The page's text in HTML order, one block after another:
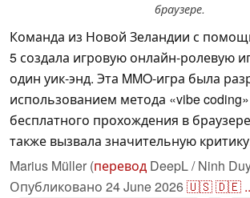
браузере.
Команда из Новой Зеландии с
5 создала игровую онлайн-ролевую
один уик-энд. Эта MMO-игра была
использованием метода «vibe
бесплатного прохождения в
также вызвала значительную
Marius Müller (перевод DeepL / Ninh
Опубликовано 24 June 2026🇺🇸🇩🇪